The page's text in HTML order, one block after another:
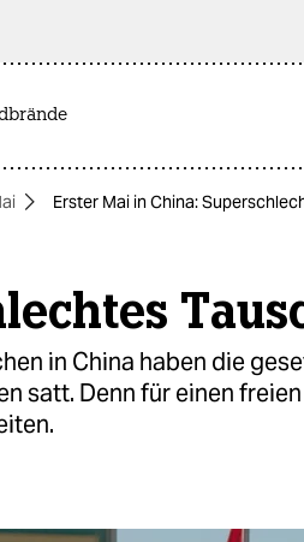
Erster Mai in China:
in China haben die
satt. Denn für einen